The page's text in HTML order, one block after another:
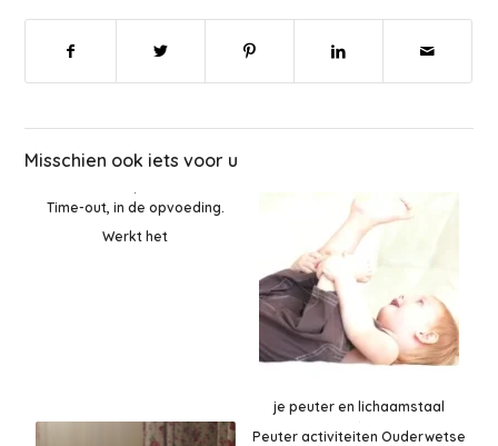
Misschien ook iets voor u
Time-out, in de opvoeding.
Werkt het
je peuter en lichaamstaal
Peuter activiteiten Ouderwetse